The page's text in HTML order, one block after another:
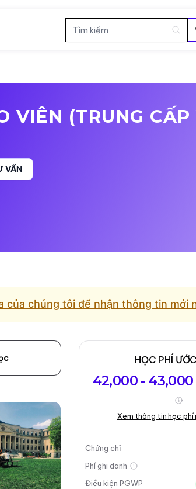
VIÊN (TRUNG CẤP
VẤN
của chúng tôi để nhận thông tin mới
HỌC PHÍ
42,000 -
Xem thông tin học phí
Chứng chỉ
Phí ghi danh
Điều kiện PGWP